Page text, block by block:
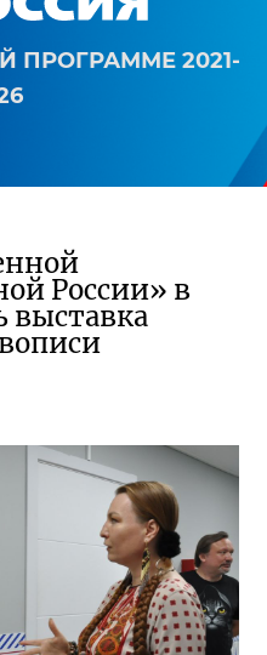
ПРОГРАММЕ 2021-
России» в
выставка